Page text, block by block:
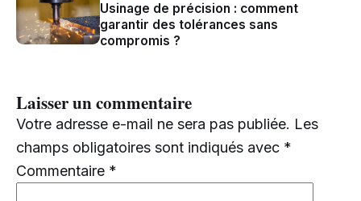
Usinage de précision : comment
garantir des tolérances sans
compromis ?
Laisser un commentaire
Votre adresse e-mail ne sera pas publiée. Les
champs obligatoires sont indiqués avec *
Commentaire *